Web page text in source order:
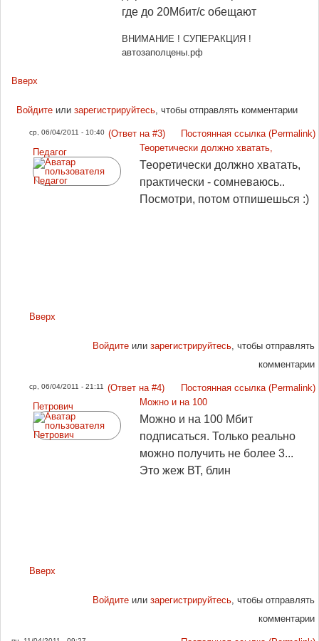
где до 20Мбит/с обещают
ВНИМАНИЕ ! СУПЕРАКЦИЯ !
автозаполцены.рф
Вверх
Войдитеили зарегистрируйтесь, чтобы отправлять комментарии
ср, 06/04/2011 - 10:40 (Ответ на #3)
Постоянная ссылка (Permalink)
Педагог
Теоретически должно хватать,
Теоретически должно хватать,
практически - сомневаюсь..
Посмотри, потом отпишешься :)
Вверх
Войдитеили зарегистрируйтесь, чтобы отправлять
комментарии
ср, 06/04/2011 - 21:11 (Ответ на #4)
Постоянная ссылка (Permalink)
Петрович
Можно и на 100
Можно и на 100 Мбит
подписаться. Только реально
можно получить не более 3...
Это жеж ВТ, блин
Вверх
Войдитеили зарегистрируйтесь, чтобы отправлять
комментарии